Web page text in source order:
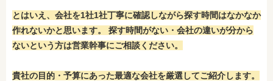
とはいえ、会社を1社1社丁寧に確認しながら探す時間はなかなか
作れないかと思います。 探す時間がない・会社の違いが分から
ないという方は営業幹事にご相談ください。
貴社の目的・予算にあった最適な会社を厳選してご紹介します。